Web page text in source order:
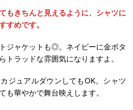
もきちんと見えるように、シャツに
すめです。
ジャケットも◎。ネイビーに金ボタ
トラッドな雰囲気になりますよ。
ジュアルダウンしてもOK。シャツ
も華やかで舞台映えします。